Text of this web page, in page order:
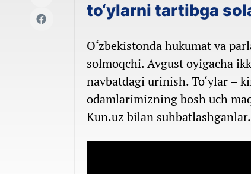
to‘ylarni tartibga
O‘zbekistonda hukumat va
solmoqchi. Avgust oyigacha
navbatdagi urinish. To‘ylar –
odamlarimizning bosh uch
Kun.uz bilan suhbatlashganlar.